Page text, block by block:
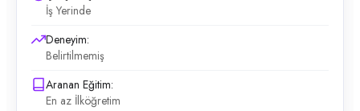
İş Yerinde
Deneyim:
Belirtilmemiş
Aranan Eğitim:
En az İlköğretim